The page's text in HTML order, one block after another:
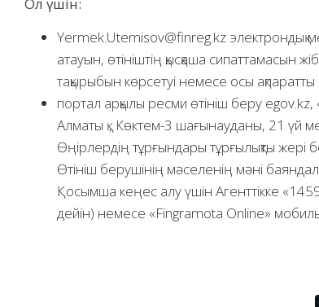
Ол үшін:
Yermek.Utemisov@finreg.kz электрондық
атауын, өтініштің қысқаша сипаттамасын
тақырыбын көрсетуі немесе осы ақпаратты
портал арқылы ресми өтініш беру
Алматы қ., Көктем-3 шағынауданы, 21 үй
Өңірлердің тұрғындары тұрғылықты жері
Өтініш берушінің мәселенің мәні
Қосымша кеңес алу үшін Агенттікке
дейін) немесе «Fingramota Online»